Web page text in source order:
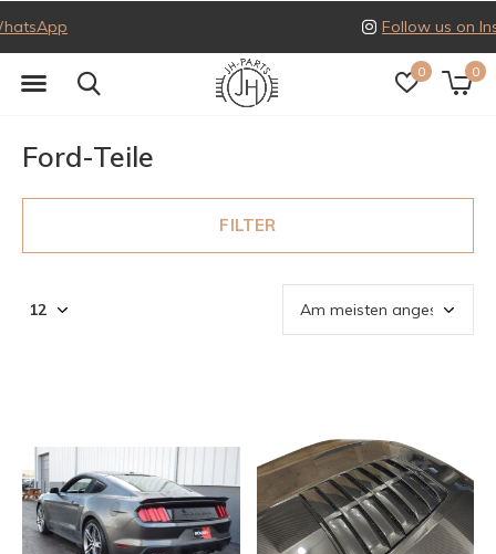
0 0
Ford-Teile
FILTER